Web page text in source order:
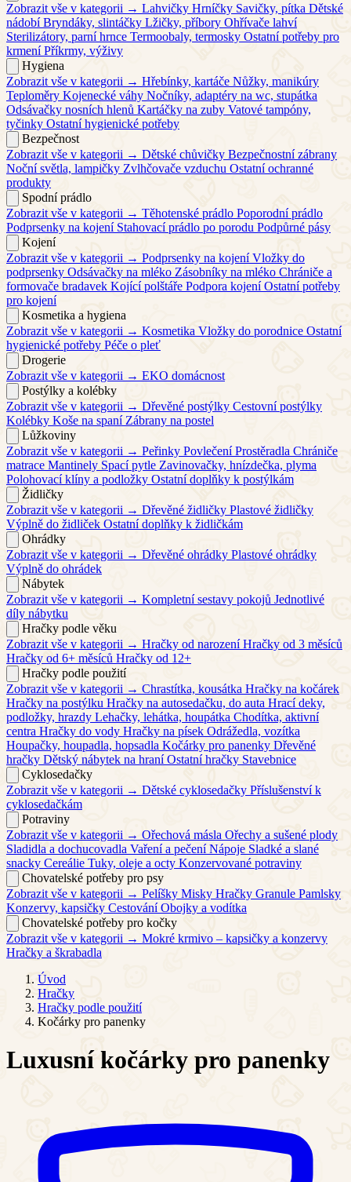
Zobrazit vše v kategorii → Lahvičky Hrníčky Savičky, pítka Dětské
nádobí Bryndáky, slintáčky Lžičky, příbory Ohřívače lahví
Sterilizátory, parní hrnce Termoobaly, termosky Ostatní potřeby pro
krmení Příkrmy, výživy
Hygiena
Zobrazit vše v kategorii → Hřebínky, kartáče Nůžky, manikúry
Teploměry Kojenecké váhy Nočníky, adaptéry na wc, stupátka
Odsávačky nosních hlenů Kartáčky na zuby Vatové tampóny,
tyčinky Ostatní hygienické potřeby
Bezpečnost
Zobrazit vše v kategorii → Dětské chůvičky Bezpečnostní zábrany
Noční světla, lampičky Zvlhčovače vzduchu Ostatní ochranné
produkty
Spodní prádlo
Zobrazit vše v kategorii → Těhotenské prádlo Poporodní prádlo
Podprsenky na kojení Stahovací prádlo po porodu Podpůrné pásy
Kojení
Zobrazit vše v kategorii → Podprsenky na kojení Vložky do
podprsenky Odsávačky na mléko Zásobníky na mléko Chrániče a
formovače bradavek Kojící polštáře Podpora kojení Ostatní potřeby
pro kojení
Kosmetika a hygiena
Zobrazit vše v kategorii → Kosmetika Vložky do porodnice Ostatní
hygienické potřeby Péče o pleť
Drogerie
Zobrazit vše v kategorii → EKO domácnost
Postýlky a kolébky
Zobrazit vše v kategorii → Dřevěné postýlky Cestovní postýlky
Kolébky Koše na spaní Zábrany na postel
Lůžkoviny
Zobrazit vše v kategorii → Peřinky Povlečení Prostěradla Chrániče
matrace Mantinely Spací pytle Zavinovačky, hnízdečka, plyma
Polohovací klíny a podložky Ostatní doplňky k postýlkám
Židličky
Zobrazit vše v kategorii → Dřevěné židličky Plastové židličky
Výplně do židliček Ostatní doplňky k židličkám
Ohrádky
Zobrazit vše v kategorii → Dřevěné ohrádky Plastové ohrádky
Výplně do ohrádek
Nábytek
Zobrazit vše v kategorii → Kompletní sestavy pokojů Jednotlivé
díly nábytku
Hračky podle věku
Zobrazit vše v kategorii → Hračky od narození Hračky od 3 měsíců
Hračky od 6+ měsíců Hračky od 12+
Hračky podle použití
Zobrazit vše v kategorii → Chrastítka, kousátka Hračky na kočárek
Hračky na postýlku Hračky na autosedačku, do auta Hrací deky,
podložky, hrazdy Lehačky, lehátka, houpátka Chodítka, aktivní
centra Hračky do vody Hračky na písek Odrážedla, vozítka
Houpačky, houpadla, hopsadla Kočárky pro panenky Dřevěné
hračky Dětský nábytek na hraní Ostatní hračky Stavebnice
Cyklosedačky
Zobrazit vše v kategorii → Dětské cyklosedačky Příslušenství k
cyklosedačkám
Potraviny
Zobrazit vše v kategorii → Ořechová másla Ořechy a sušené plody
Sladidla a dochucovadla Vaření a pečení Nápoje Sladké a slané
snacky Cereálie Tuky, oleje a octy Konzervované potraviny
Chovatelské potřeby pro psy
Zobrazit vše v kategorii → Pelíšky Misky Hračky Granule Pamlsky
Konzervy, kapsičky Cestování Obojky a vodítka
Chovatelské potřeby pro kočky
Zobrazit vše v kategorii → Mokré krmivo – kapsičky a konzervy
Hračky a škrabadla
Úvod
Hračky
Hračky podle použití
Kočárky pro panenky
Luxusní kočárky pro panenky